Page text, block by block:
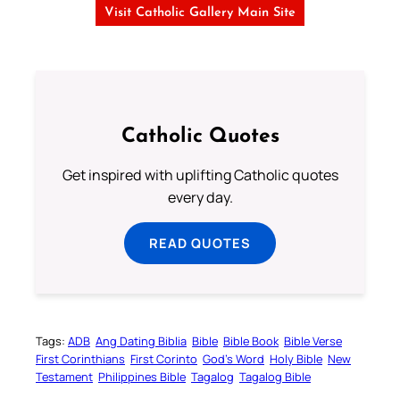
Visit Catholic Gallery Main Site
Catholic Quotes
Get inspired with uplifting Catholic quotes
every day.
READ QUOTES
Tags: ADB Ang Dating Biblia Bible Bible Book Bible Verse
First Corinthians First Corinto God’s Word Holy Bible New
Testament Philippines Bible Tagalog Tagalog Bible